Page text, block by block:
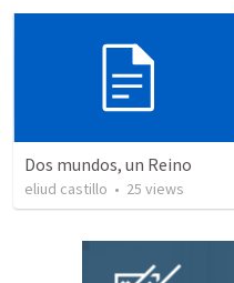
Dos mundos, un Reino
eliud castillo • 25 views